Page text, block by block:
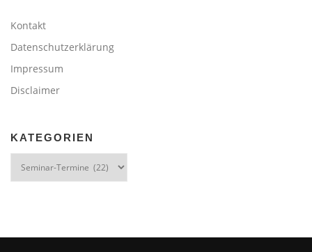
Kontakt
Datenschutzerklärung
Impressum
Disclaimer
KATEGORIEN